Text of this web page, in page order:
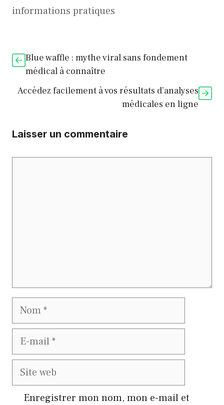
informations pratiques
Blue waffle : mythe viral sans fondement
médical à connaître
Accédez facilement à vos résultats d’analyses
médicales en ligne
Laisser un commentaire
Nom
E-
Site
Enregistrer mon nom, mon e-mail et